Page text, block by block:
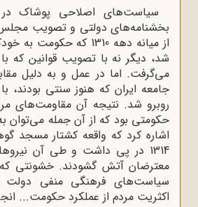
سیاست‌های اصلاحی پوشاک در
بخشنامه‌های دولتی و تصویب مجلس
از میانه دهه 1310 که
شد، دیگر نه با تصویب قوانین که
می‌گرفت. اما در عمل و به دلیل
جامعه ایران که هنوز سنتی
روبرو شد. نتیجه آن مقاومت‌های
حکومتی بود که از آن جمله می‌توان
اشاره کرد که واقعه کشتار مسجد
1314 در پی داشت و طی آن
معترضان آتش گشودند. خشونتی که
سیاست‌های فرهنگی منفی دولت
اکثریت مردم از عملکرد حکومت...